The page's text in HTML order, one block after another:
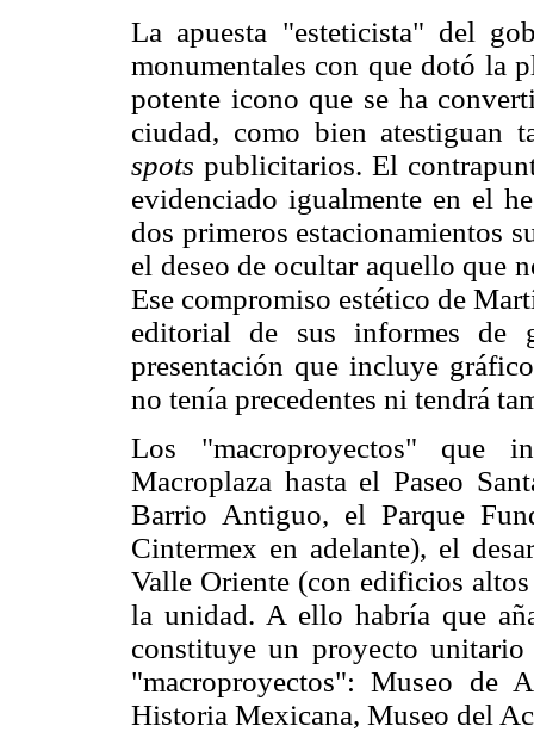
La apuesta "esteticista" del
monumentales con que dotó la
potente icono que se ha
ciudad, como bien atestiguan
spots publicitarios. El
evidenciado igualmente en el
dos primeros estacionamientos
el deseo de ocultar aquello que
Ese compromiso estético de
editorial de sus informes de
presentación que incluye
no tenía precedentes ni tendrá
Los "macroproyectos" que
Macroplaza hasta el Paseo
Barrio Antiguo, el Parque
Cintermex en adelante), el
Valle Oriente (con edificios
la unidad. A ello habría que
constituye un proyecto
"macroproyectos": Museo de
Historia Mexicana, Museo del